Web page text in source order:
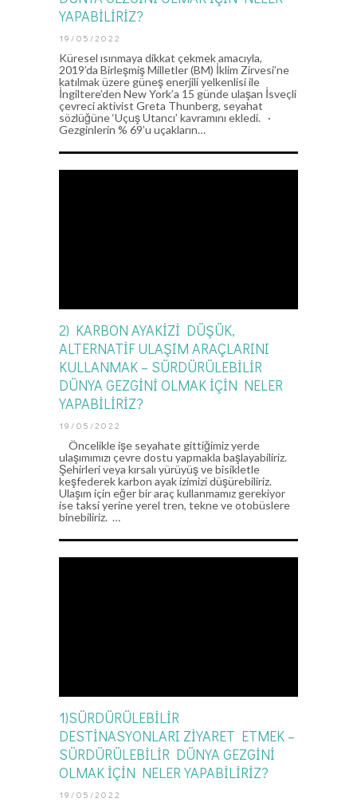
YAPABİLİRİZ?
19/05/2022
Küresel ısınmaya dikkat çekmek amacıyla,
2019’da Birleşmiş Milletler (BM) İklim Zirvesi’ne
katılmak üzere güneş enerjili yelkenlisi ile
İngiltere’den New York’a 15 günde ulaşan İsveçli
çevreci aktivist Greta Thunberg, seyahat
sözlüğüne ‘Uçuş Utancı’ kavramını ekledi. ·
Gezginlerin % 69’u uçakların…
2) KARBON AYAKİZİ DÜŞÜK,
ALTERNATİF ULAŞIM ARAÇLARINI
KULLANMAK – SÜRDÜRÜLEBİLİR
DÜNYA GEZGİNİ OLMAK İÇİN NELER
YAPABİLİRİZ?
19/05/2022
Öncelikle işe seyahate gittiğimiz yerde
ulaşımımızı çevre dostu yapmakla başlayabiliriz.
Şehirleri veya kırsalı yürüyüş ve bisikletle
keşfederek karbon ayak izimizi düşürebiliriz.
Ulaşım için eğer bir araç kullanmamız gerekiyor
ise taksi yerine yerel tren, tekne ve otobüslere
binebiliriz. …
1)SÜRDÜRÜLEBİLİR
DESTİNASYONLARI ZİYARET ETMEK –
SÜRDÜRÜLEBİLİR DÜNYA GEZGİNİ
OLMAK İÇİN NELER YAPABİLİRİZ?
19/05/2022